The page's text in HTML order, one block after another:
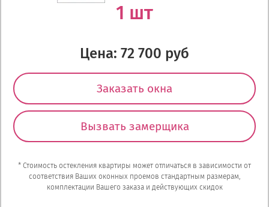
1 шт
Цена: 72 700 руб
Заказать окна
Вызвать замерщика
* Стоимость остекления квартиры может отличаться в зависимости от
соответствия Ваших оконных проемов стандартным размерам,
комплектации Вашего заказа и действующих скидок